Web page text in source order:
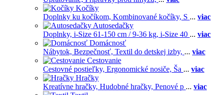
Kočíky
Doplnky ku kočíkom, Kombinované kočíky, S ... viac
Autosedačky
Doplnky, i-Size 61-150 cm / 9-36 kg, i-Size 40 ... viac
Domácnosť
Nábytok, Bezpečnosť, Textil do detskej izby, ... viac
Cestovanie
Cestovné postieľky, Ergonomické nosiče, Ša ... viac
Hračky
Kreatívne hračky, Hudobné hračky, Penové p ... viac